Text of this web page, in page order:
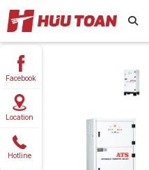

Facebook
Location
Hotline